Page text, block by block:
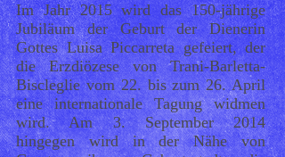
Im Jahr 2015 wird das 150-jährige
Jubiläum der Geburt der Dienerin
Gottes Luisa Piccarreta gefeiert, der
die Erzdiözese von Trani-Barletta-
Biscleglie vom 22. bis zum 26. April
eine internationale Tagung widmen
wird. Am 3. September 2014
hingegen wird in der Nähe von